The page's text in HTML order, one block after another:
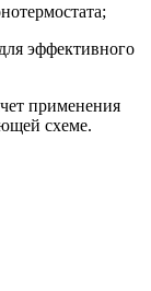
эффективного
применения
схеме.